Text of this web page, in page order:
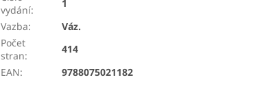
vydání:
1
Vazba:
Váz.
Počet
stran:
414
EAN: 9788075021182